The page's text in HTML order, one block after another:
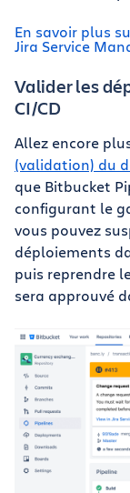
En savoir plus
Jira Service
Valider les
CI/CD
Allez encore
(validation) du
que Bitbucket
configurant le
vous pouvez
déploiements
puis reprendre
sera approuvé